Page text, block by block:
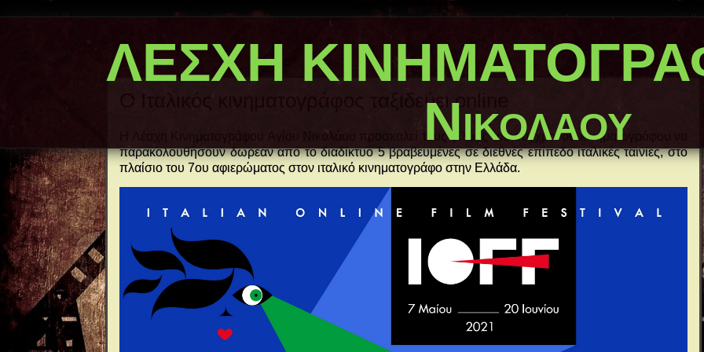
ΛΕΣΧΗ
Νικολάου
Ο Ιταλικός κινηματογράφος ταξιδεύει online
Η Λέσχη Κινηματογράφου Αγίου Νικολάου προσκαλεί τους φίλους του σύγχρονου κινηματογράφου να
παρακολουθήσουν δωρεάν από το διαδίκτυο 5 βραβευμένες σε διεθνές επίπεδο ιταλικές ταινίες, στο
πλαίσιο του 7ου αφιερώματος στον ιταλικό κινηματογράφο στην Ελλάδα.